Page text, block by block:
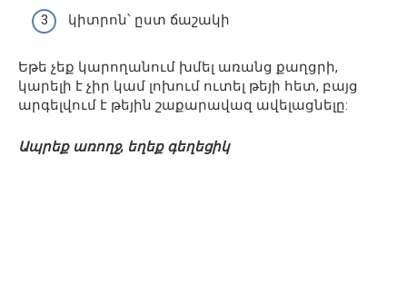
կիտրոն՝ ըստ ճաշակի
Եթե չեք կարողանում խմել առանց քաղցրի,
կարելի է չիր կամ լոխում ուտել թեյի հետ, բայց
արգելվում է թեյին շաքարավազ ավելացնելը:
Ապրեք առողջ, եղեք գեղեցիկ